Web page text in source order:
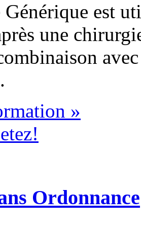
Générique est
une
»
Ordonnance